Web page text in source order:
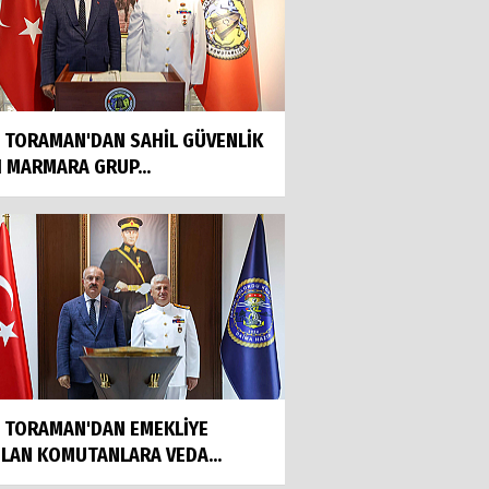
SAHİL GÜVENLİK
GRUP...
EMEKLİYE
KOMUTANLARA VEDA...